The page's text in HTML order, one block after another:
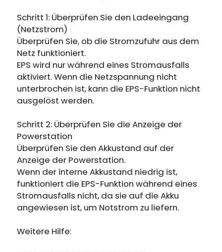
Schritt 1: Überprüfen Sie den Ladeeingang
(Netzstrom)
Überprüfen Sie, ob die Stromzufuhr aus dem
Netz funktioniert.
EPS wird nur während eines Stromausfalls
aktiviert. Wenn die Netzspannung nicht
unterbrochen ist, kann die EPS-Funktion nicht
ausgelöst werden.
Schritt 2: Überprüfen Sie die Anzeige der
Powerstation
Überprüfen Sie den Akkustand auf der
Anzeige der Powerstation.
Wenn der interne Akkustand niedrig ist,
funktioniert die EPS-Funktion während eines
Stromausfalls nicht, da sie auf die Akku
angewiesen ist, um Notstrom zu liefern.
Weitere Hilfe: